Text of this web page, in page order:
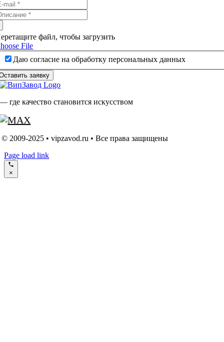
файл, чтобы загрузить
File
Даю согласие на обработку персональных данных
заявку
— где качество становится искусством
© 2009-2025 • vipzavod.ru • Все права защищены
Page load link
×